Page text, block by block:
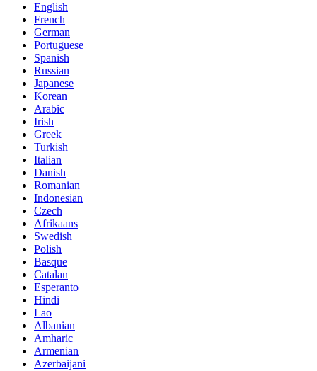
English
French
German
Portuguese
Spanish
Russian
Japanese
Korean
Arabic
Irish
Greek
Turkish
Italian
Danish
Romanian
Indonesian
Czech
Afrikaans
Swedish
Polish
Basque
Catalan
Esperanto
Hindi
Lao
Albanian
Amharic
Armenian
Azerbaijani